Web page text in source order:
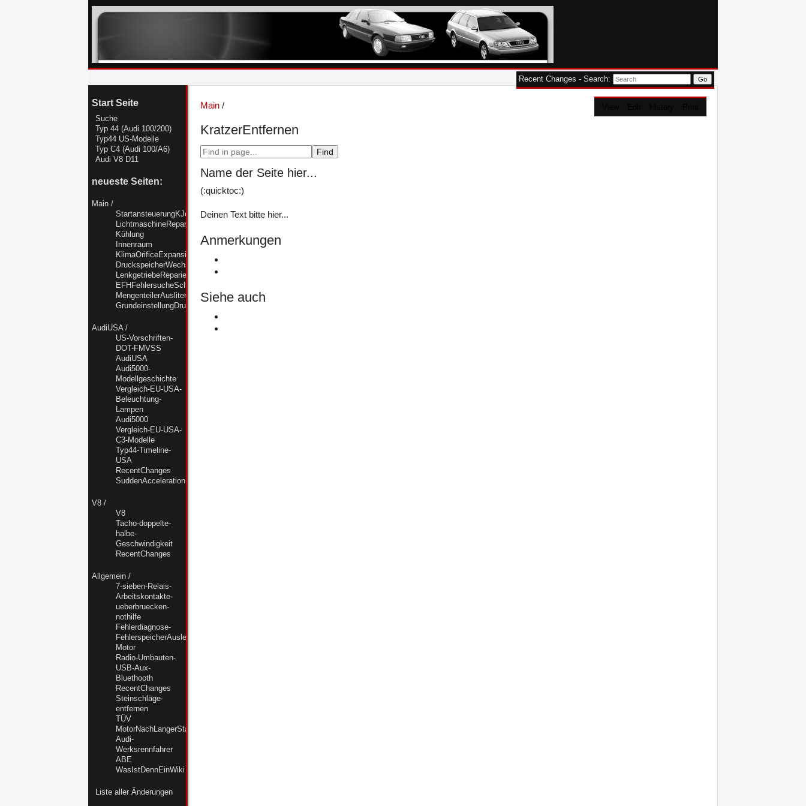
Recent Changes - Search:
Start Seite
Suche
Typ 44 (Audi 100/200)
Typ44 US-Modelle
Typ C4 (Audi 100/A6)
Audi V8 D11
neueste Seiten:
Main /
StartansteuerungKJetronicTyp44
LichtmaschineReparieren
Kühlung
Innenraum
KlimaOrificeExpansionsventilR12R134a
DruckspeicherWechseln
LenkgetriebeReparierenUndAbdichten
EFHFehlersucheSchalterMotorSteuergeraet
MengenteilerAusliternNF
GrundeinstellungDruckstellerNF
AudiUSA/
US-Vorschriften-
DOT-FMVSS
AudiUSA
Audi5000-
Modellgeschichte
Vergleich-EU-USA-
Beleuchtung-
Lampen
Audi5000
Vergleich-EU-USA-
C3-Modelle
Typ44-Timeline-
USA
RecentChanges
SuddenAccelerationKrise
V8 /
V8
Tacho-doppelte-
halbe-
Geschwindigkeit
RecentChanges
Allgemein /
7-sieben-Relais-
Arbeitskontakte-
ueberbruecken-
nothilfe
Fehlerdiagnose-
FehlerspeicherAuslesenMC-
Motor
Radio-Umbauten-
USB-Aux-
Bluethooth
RecentChanges
Steinschläge-
entfernen
TÜV
MotorNachLangerStandzeitWiederbeleben
Audi-
Werksrennfahrer
ABE
WasIstDennEinWiki
Liste aller Änderungen
Main /
KratzerEntfernen
Name der Seite hier...
(:quicktoc:)
Deinen Text bitte hier...
Anmerkungen
Siehe auch